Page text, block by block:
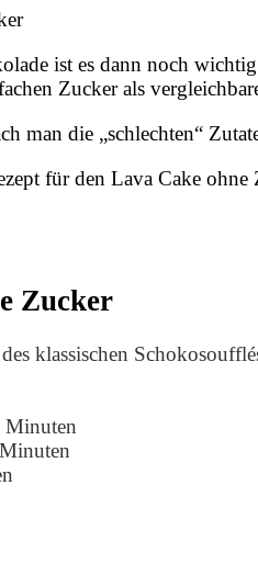
ist es dann noch
Zucker als
man die „schlechten“
für den Lava Cake ohne
Zucker
klassischen
Minuten
Minuten